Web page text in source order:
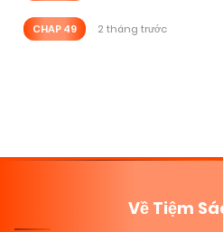
CHAP 49 2 tháng trước
Về Tiệm